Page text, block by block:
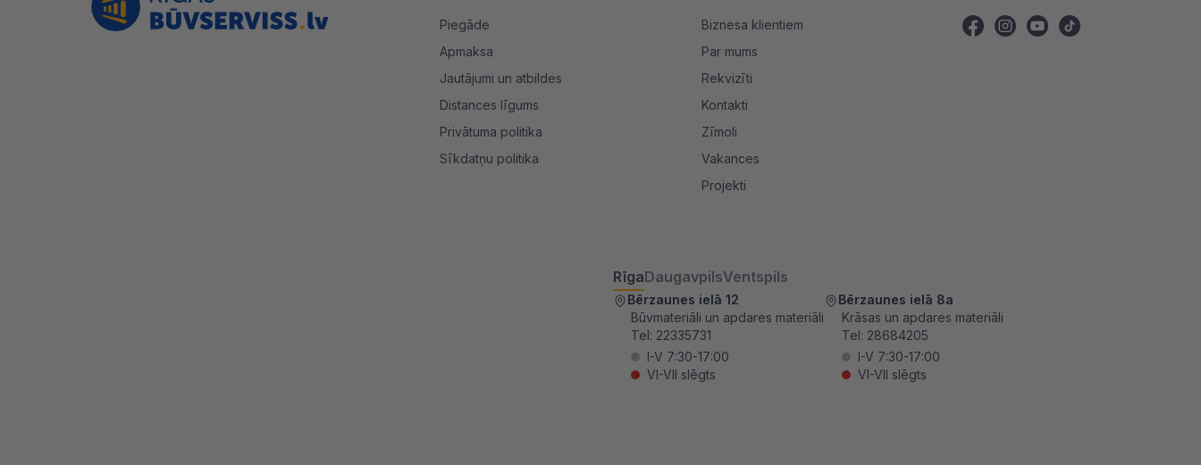
Piegāde
Apmaksa
Jautājumi un atbildes
Distances līgums
Privātuma politika
Sīkdatņu politika
Biznesa klientiem
Par mums
Rekvizīti
Kontakti
Zīmoli
Vakances
Projekti
RīgaDaugavpilsVentspils
Bērzaunes ielā 12
Būvmateriāli un apdares materiāli
Tel: 22335731
I-V 7:30-17:00
VI-VII slēgts
Bērzaunes ielā 8a
Krāsas un apdares materiāli
Tel: 28684205
I-V 7:30-17:00
VI-VII slēgts